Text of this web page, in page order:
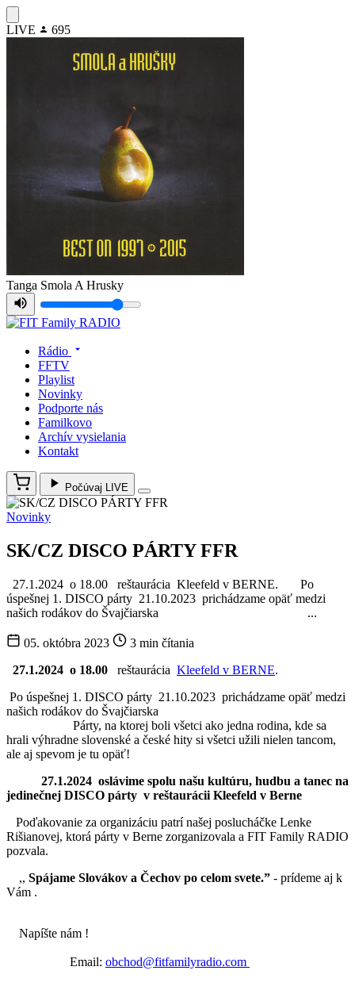
LIVE 695
Tanga Smola A Hrusky
Rádio
FFTV
Playlist
Novinky
Podporte nás
Familkovo
Archív vysielania
Kontakt
Počúvaj LIVE
Novinky
SK/CZ DISCO PÁRTY FFR
27.1.2024 o 18.00 reštaurácia Kleefeld v BERNE. Po
úspešnej 1. DISCO párty 21.10.2023 prichádzame opäť medzi
našich rodákov do Švajčiarska ...
05. októbra 2023
3 min čítania
27.1.2024 o 18.00
reštaurácia Kleefeld v BERNE.
Po úspešnej 1. DISCO párty 21.10.2023 prichádzame opäť medzi
našich rodákov do Švajčiarska
Párty, na ktorej boli všetci ako jedna rodina, kde sa
hrali výhradne slovenské a české hity si všetci užili nielen tancom,
ale aj spevom je tu opäť!
27.1.2024 oslávime spolu našu kultúru, hudbu a tanec na
jedinečnej DISCO párty v reštaurácii Kleefeld v Berne
Poďakovanie za organizáciu patrí našej poslucháčke Lenke
Rišianovej, ktorá párty v Berne zorganizovala a FIT Family RADIO
pozvala.
,, Spájame Slovákov a Čechov po celom svete.” - prídeme aj k
Vám .
Napíšte nám !
Email: obchod@fitfamilyradio.com